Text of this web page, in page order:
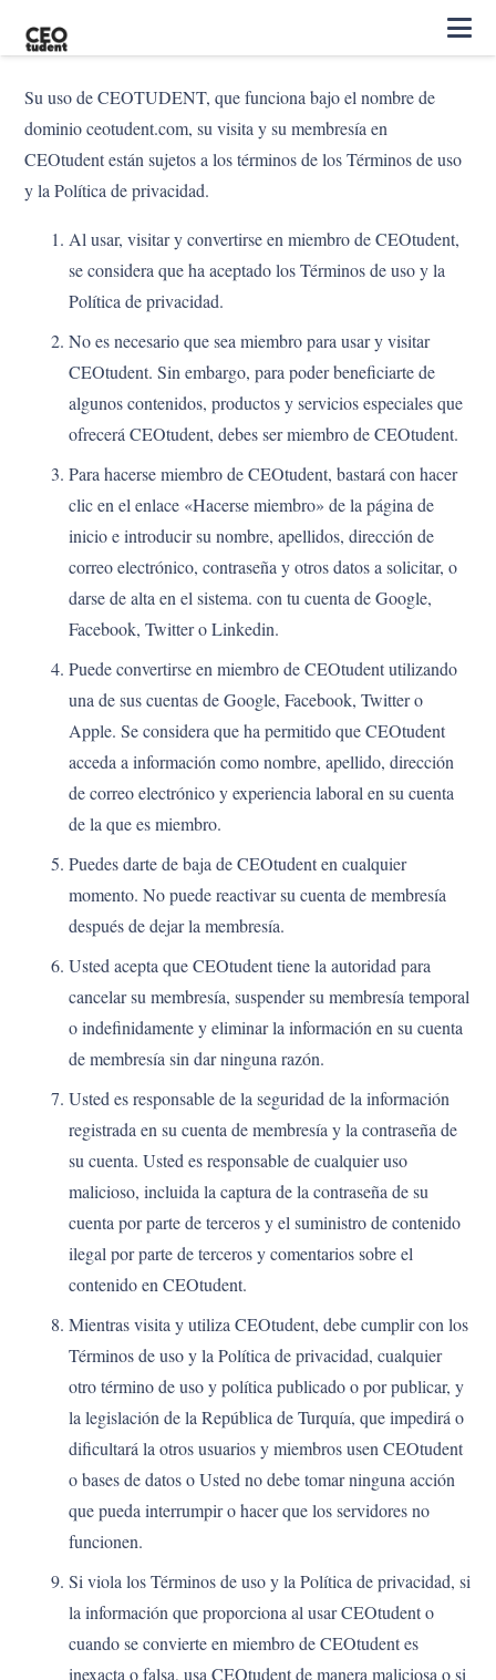
Su uso de CEOTUDENT, que funciona bajo el nombre de
dominio ceotudent.com, su visita y su membresía en
CEOtudent están sujetos a los términos de los Términos de uso
y la Política de privacidad.
Al usar, visitar y convertirse en miembro de CEOtudent,
se considera que ha aceptado los Términos de uso y la
Política de privacidad.
No es necesario que sea miembro para usar y visitar
CEOtudent. Sin embargo, para poder beneficiarte de
algunos contenidos, productos y servicios especiales que
ofrecerá CEOtudent, debes ser miembro de CEOtudent.
Para hacerse miembro de CEOtudent, bastará con hacer
clic en el enlace «Hacerse miembro» de la página de
inicio e introducir su nombre, apellidos, dirección de
correo electrónico, contraseña y otros datos a solicitar, o
darse de alta en el sistema. con tu cuenta de Google,
Facebook, Twitter o Linkedin.
Puede convertirse en miembro de CEOtudent utilizando
una de sus cuentas de Google, Facebook, Twitter o
Apple. Se considera que ha permitido que CEOtudent
acceda a información como nombre, apellido, dirección
de correo electrónico y experiencia laboral en su cuenta
de la que es miembro.
Puedes darte de baja de CEOtudent en cualquier
momento. No puede reactivar su cuenta de membresía
después de dejar la membresía.
Usted acepta que CEOtudent tiene la autoridad para
cancelar su membresía, suspender su membresía temporal
o indefinidamente y eliminar la información en su cuenta
de membresía sin dar ninguna razón.
Usted es responsable de la seguridad de la información
registrada en su cuenta de membresía y la contraseña de
su cuenta. Usted es responsable de cualquier uso
malicioso, incluida la captura de la contraseña de su
cuenta por parte de terceros y el suministro de contenido
ilegal por parte de terceros y comentarios sobre el
contenido en CEOtudent.
Mientras visita y utiliza CEOtudent, debe cumplir con los
Términos de uso y la Política de privacidad, cualquier
otro término de uso y política publicado o por publicar, y
la legislación de la República de Turquía, que impedirá o
dificultará la otros usuarios y miembros usen CEOtudent
o bases de datos o Usted no debe tomar ninguna acción
que pueda interrumpir o hacer que los servidores no
funcionen.
Si viola los Términos de uso y la Política de privacidad, si
la información que proporciona al usar CEOtudent o
cuando se convierte en miembro de CEOtudent es
inexacta o falsa, usa CEOtudent de manera maliciosa o si